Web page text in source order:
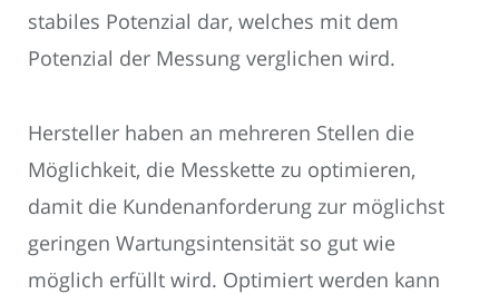
stabiles Potenzial dar, welches mit dem
Potenzial der Messung verglichen wird.
Hersteller haben an mehreren Stellen die
Möglichkeit, die Messkette zu optimieren,
damit die Kundenanforderung zur möglichst
geringen Wartungsintensität so gut wie
möglich erfüllt wird. Optimiert werden kann